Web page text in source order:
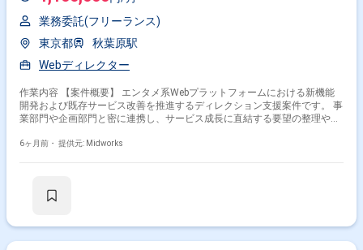
業務委託(フリーランス)
東京都
秋葉原駅
Webディレクター
作業内容 【案件概要】 エンタメ系Webプラットフォームにおける新機能
開発および既存サービス改善を推進するディレクション支援案件です。 事
業部門や企画部門と密に連携し、サービス成長に直結する要望の整理や要
リリースまで一貫してプロジェクトを推進するポジションです。 新決済導
要望ヒアリングおよび要件定義 ・仕様策定、設計書、各種ドキュメント作
6ヶ月前・ 提供元: Midworks
その他の条件で検索する
その他開発言語・スキルから探す
HTML CSS Photoshop
WordPress
Figma Google Analytics PHP UX
その他の職種から探す
PM Webデザイナー